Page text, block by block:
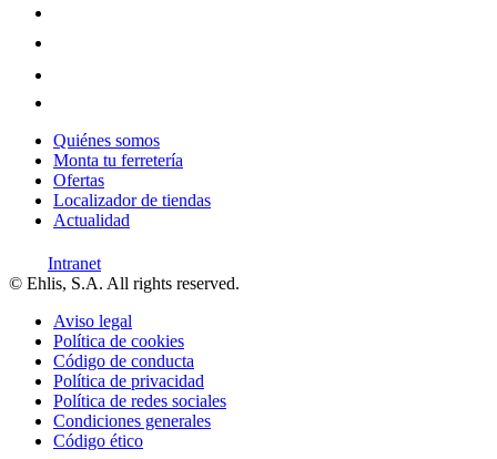
Quiénes somos
Monta tu ferretería
Ofertas
Localizador de tiendas
Actualidad
Intranet
© Ehlis, S.A. All rights reserved.
Aviso legal
Política de cookies
Código de conducta
Política de privacidad
Política de redes sociales
Condiciones generales
Código ético